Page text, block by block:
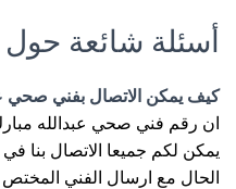
أسئلة شائعة
كيف يمكن الاتصال بفني صحي
ان رقم فني صحي عبدالله
يمكن لكم جميعا الاتصال
الحال مع ارسال الفني المختص